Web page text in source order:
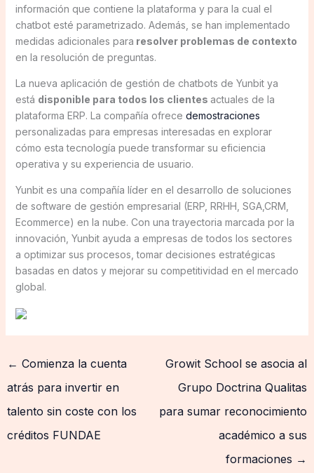
información que contiene la plataforma y para la cual el
chatbot esté parametrizado. Además, se han implementado
medidas adicionales para resolver problemas de contexto
en la resolución de preguntas.
La nueva aplicación de gestión de chatbots de Yunbit ya
está disponible para todos los clientes actuales de la
plataforma ERP. La compañía ofrece demostraciones
personalizadas para empresas interesadas en explorar
cómo esta tecnología puede transformar su eficiencia
operativa y su experiencia de usuario.
Yunbit es una compañía líder en el desarrollo de soluciones
de software de gestión empresarial (ERP, RRHH, SGA,CRM,
Ecommerce) en la nube. Con una trayectoria marcada por la
innovación, Yunbit ayuda a empresas de todos los sectores
a optimizar sus procesos, tomar decisiones estratégicas
basadas en datos y mejorar su competitividad en el mercado
global.
← Comienza la cuenta
atrás para invertir en
talento sin coste con los
créditos FUNDAE
Growit School se asocia al
Grupo Doctrina Qualitas
para sumar reconocimiento
académico a sus
formaciones →